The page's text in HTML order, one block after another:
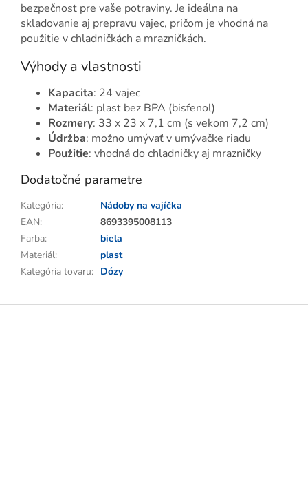
bezpečnosť pre vaše potraviny. Je ideálna na
skladovanie aj prepravu vajec, pričom je vhodná na
použitie v chladničkách a mrazničkách.
Výhody a vlastnosti
Kapacita: 24 vajec
Materiál: plast bez BPA (bisfenol)
Rozmery: 33 x 23 x 7,1 cm (s vekom 7,2 cm)
Údržba: možno umývať v umývačke riadu
Použitie: vhodná do chladničky aj mrazničky
Dodatočné parametre
Kategória:
Nádoby na vajíčka
EAN:
8693395008113
Farba:
biela
Materiál:
plast
Kategória tovaru: Dózy
Z